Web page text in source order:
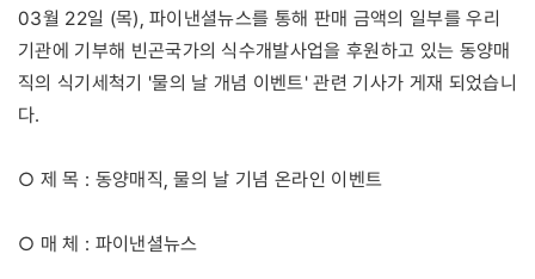
03월 22일 (목), 파이낸셜뉴스를 통해 판매 금액의 일부를 우리
기관에 기부해 빈곤국가의 식수개발사업을 후원하고 있는 동양매
직의 식기세척기 '물의 날 개념 이벤트' 관련 기사가 게재 되었습니
다.
○ 제 목 : 동양매직, 물의 날 기념 온라인 이벤트
○ 매 체 : 파이낸셜뉴스